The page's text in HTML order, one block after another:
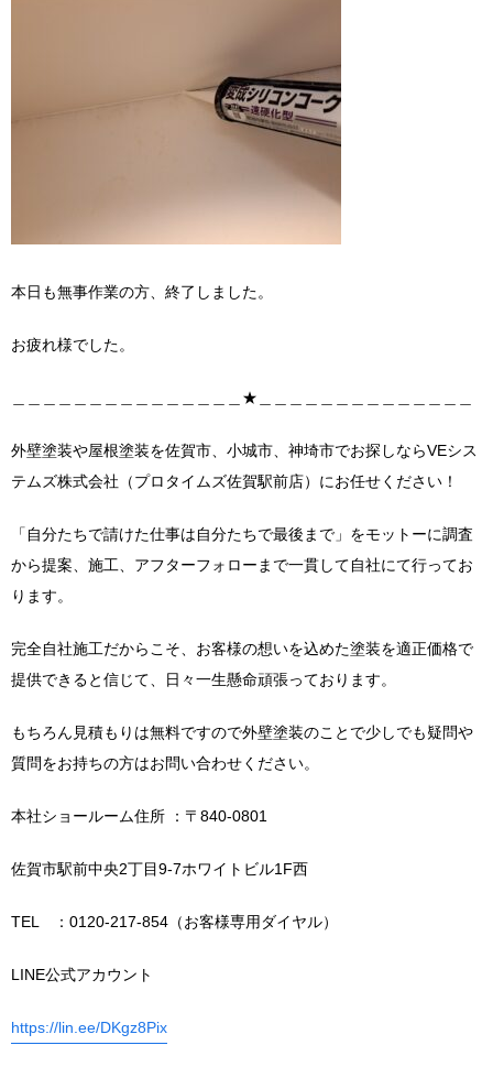
本日も無事作業の方、終了しました。
お疲れ様でした。
＿＿＿＿＿＿＿＿＿＿＿＿＿＿＿★＿＿＿＿＿＿＿＿＿＿＿＿＿＿
外壁塗装や屋根塗装を佐賀市、小城市、神埼市でお探しならVEシス
テムズ株式会社（プロタイムズ佐賀駅前店）にお任せください！
「自分たちで請けた仕事は自分たちで最後まで」をモットーに調査
から提案、施工、アフターフォローまで一貫して自社にて行ってお
ります。
完全自社施工だからこそ、お客様の想いを込めた塗装を適正価格で
提供できると信じて、日々一生懸命頑張っております。
もちろん見積もりは無料ですので外壁塗装のことで少しでも疑問や
質問をお持ちの方はお問い合わせください。
本社ショールーム住所 ：〒840-0801
佐賀市駅前中央2丁目9-7ホワイトビル1F西
TEL ：0120-217-854（お客様専用ダイヤル）
LINE公式アカウント
https://lin.ee/DKgz8Pix